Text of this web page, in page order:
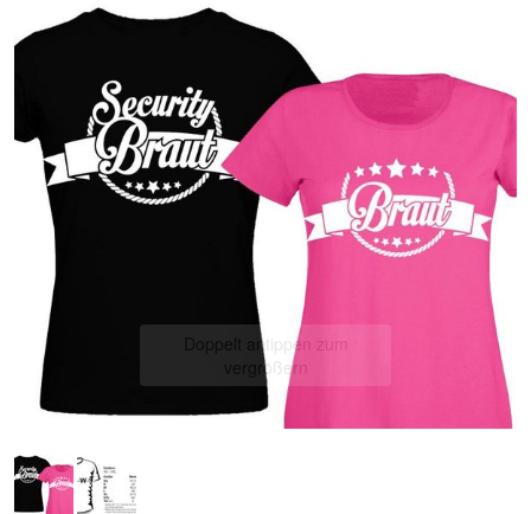
Doppelt antippen zum
vergrößern